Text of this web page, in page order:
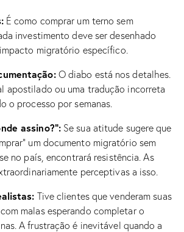
É como comprar um terno sem
investimento deve ser desenhado
migratório específico.
O diabo está nos detalhes.
apostilado ou uma tradução incorreta
o processo por semanas.
assino?”:Se sua atitude sugere que
um documento migratório sem
no país, encontrará resistência. As
perceptivas a isso.
Tive clientes que venderam suas
malas esperando completar o
A frustração é inevitável quando a